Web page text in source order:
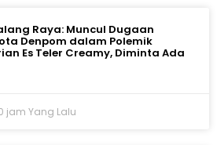
Raya: Muncul Dugaan
Denpom dalam Polemik
Es Teler Creamy, Diminta Ada
jam Yang Lalu